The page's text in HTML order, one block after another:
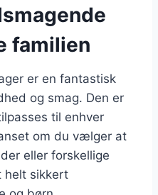
familien
er en fantastisk
og smag. Den er
til enhver
om du vælger at
eller forskellige
helt sikkert